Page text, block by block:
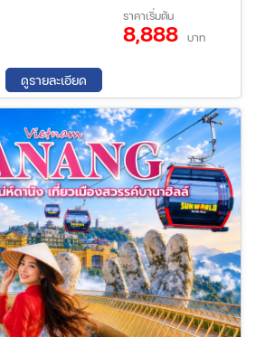
13 ส.ค. 69 - 16 ส.ค. 69
21 ส.ค. 69 - 24 ส.ค. 69
03 ก.ย. 69 - 06 ก.ย. 69
18 ก.ย. 69 - 21 ก.ย. 69
25 ก.ย. 69 - 28 ก.ย. 69
03 ต.ค. 69 - 06 ต.ค. 69
09 ต.ค. 69 - 12 ต.ค. 69
17 ต.ค. 69 - 20 ต.ค. 69
24 ต.ค. 69 - 27 ต.ค. 69
ราคาเริ่มต้น
8,888 บาท
ดูรายละเอียด